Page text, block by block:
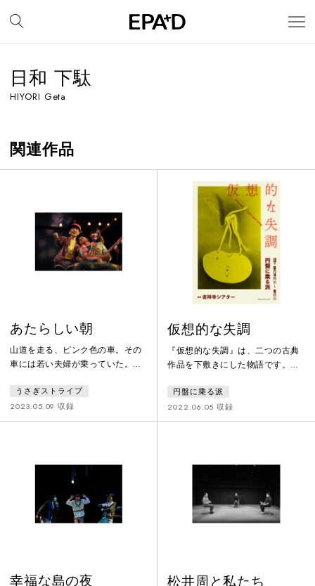
日和 下駄
HIYORI Geta
関連作品
あたらしい朝
山道を走る、ピンク色の車。その
車には若い夫婦が乗っていた。ワ
ている夫。彼らはヒッチハイクを
していた一人の女を興味本位で車
に乗せる。そして意気投合した女
は“いないはず”の夫がいた。
うさぎストライプ
2023.05.09 収録
仮想的な失調
『仮想的な失調』は、二つの古典
作品を下敷きにした物語です。ひ
まう坊主を主人公とした狂言「名
取川」。もうひとつは、源義経の
西国落ちを題材にとり、涙の別れ
演じる能「船弁慶」。常に複数の
ティティを駆使する現代の生活に
向けて、これらの物語の新たな語
り直しを試みます。
円盤に乗る派
2022.06.05 収録
幸福な島の夜 松井周と私たち